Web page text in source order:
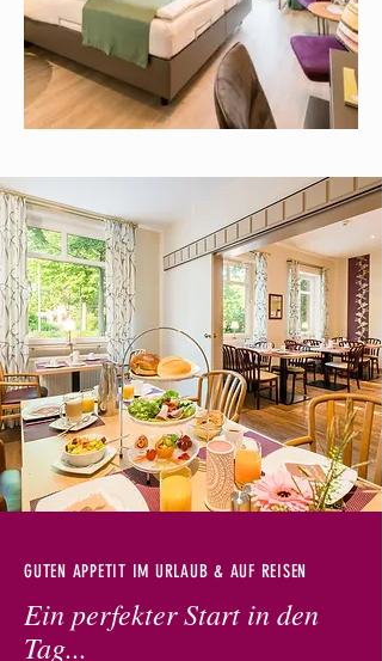
GUTEN APPETIT IM URLAUB & AUF REISEN
Ein perfekter Start in den
Tag...